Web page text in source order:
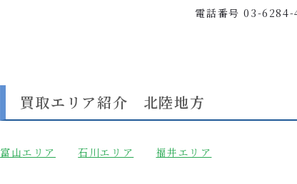
電話番号 03-6284-
買取エリア紹介 北陸地方
富山エリア 石川エリア 福井エリア